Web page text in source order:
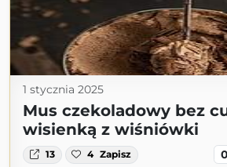
1 stycznia 2025
Mus czekoladowy bez
wisienką z wiśniówki
13 4 Zapisz 0